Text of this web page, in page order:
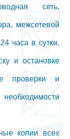
сеть,
межсетевой
часа в сутки.
и остановке
проверки и
копии всех